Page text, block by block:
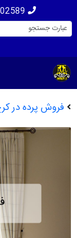
فروش پرده در